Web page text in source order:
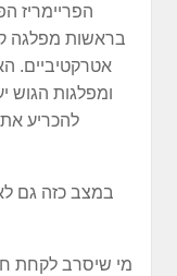
הפריימריז
בראשות מפלגה
אטרקטיביים.
ומפלגות הגוש
להכריע את
במצב כזה גם
מי שיסרב לקחת